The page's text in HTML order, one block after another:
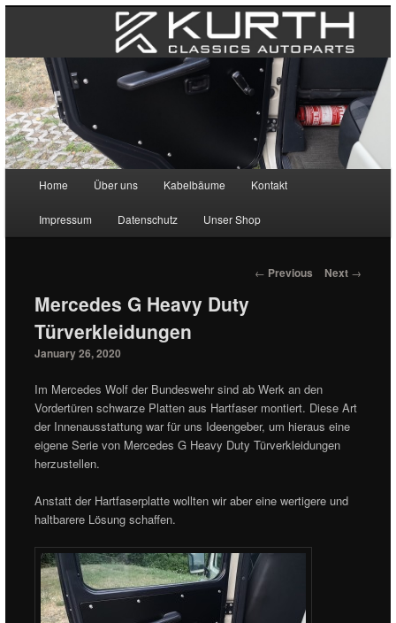
Skip to primary content
Skip to secondary content
Home Über uns Kabelbäume Kontakt
Impressum Datenschutz Unser Shop
Post navigation
← Previous Next →
Mercedes G Heavy Duty
Türverkleidungen
January 26, 2020
Im Mercedes Wolf der Bundeswehr sind ab Werk an den
Vordertüren schwarze Platten aus Hartfaser montiert. Diese Art
der Innenausstattung war für uns Ideengeber, um hieraus eine
eigene Serie von Mercedes G Heavy Duty Türverkleidungen
herzustellen.
Anstatt der Hartfaserplatte wollten wir aber eine wertigere und
haltbarere Lösung schaffen.